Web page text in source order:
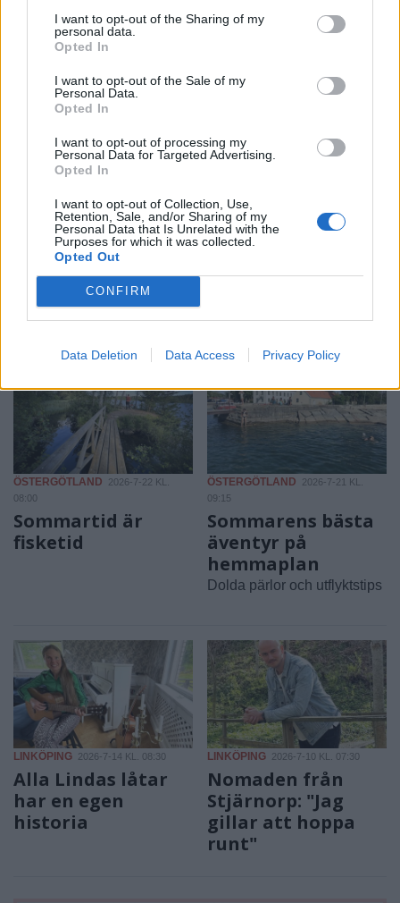
I want to opt-out of the Sharing of my
personal data.
Opted In
I want to opt-out of the Sale of my
Personal Data.
Opted In
I want to opt-out of processing my
Personal Data for Targeted Advertising.
Opted In
I want to opt-out of Collection, Use,
Retention, Sale, and/or Sharing of my
Personal Data that Is Unrelated with the
Purposes for which it was collected.
Opted Out
CONFIRM
Data Deletion Data Access Privacy Policy
LINKÖPING 2026-8-4 KL. 17:27
Vågar du testa glass
som smakar mesost
eller whiskey?
ÖSTERGÖTLAND
2026-7-22 KL.
08:00
Sommartid är
fisketid
ÖSTERGÖTLAND
2026-7-21 KL.
09:15
Sommarens bästa
äventyr på
hemmaplan
Dolda pärlor och utflyktstips
LINKÖPING 2026-7-14 KL. 08:30
Alla Lindas låtar
har en egen
historia
LINKÖPING 2026-7-10 KL. 07:30
Nomaden från
Stjärnorp: "Jag
gillar att hoppa
runt"